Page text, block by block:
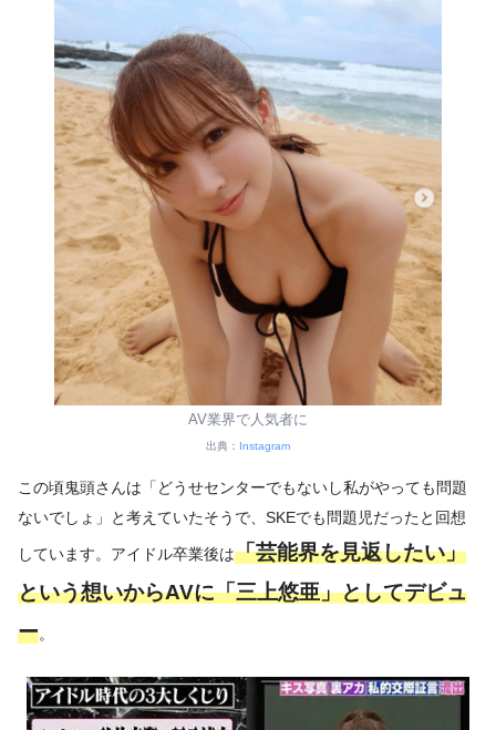
AV業界で人気者に
出典： Instagram
この頃鬼頭さんは「どうせセンターでもないし私がやっても問題
ないでしょ」と考えていたそうで、SKEでも問題児だったと回想
しています。アイドル卒業後は「芸能界を見返したい」
という想いからAVに「三上悠亜」としてデビュ
ー。